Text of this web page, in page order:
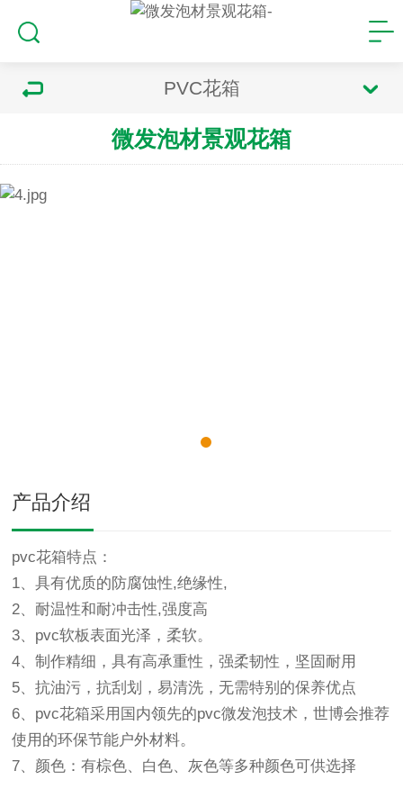
PVC花箱
微发泡材景观花箱
产品介绍
pvc花箱特点：
1、具有优质的防腐蚀性,绝缘性,
2、耐温性和耐冲击性,强度高
3、pvc软板表面光泽，柔软。
4、制作精细，具有高承重性，强柔韧性，坚固耐用
5、抗油污，抗刮划，易清洗，无需特别的保养优点
6、pvc花箱采用国内领先的pvc微发泡技术，世博会推荐
使用的环保节能户外材料。
7、颜色：有棕色、白色、灰色等多种颜色可供选择